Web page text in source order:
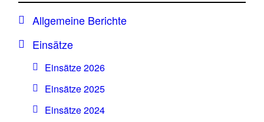
Allgemeine Berichte
Einsätze
Einsätze 2026
Einsätze 2025
Einsätze 2024